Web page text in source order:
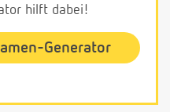
hilft dabei!
Generator